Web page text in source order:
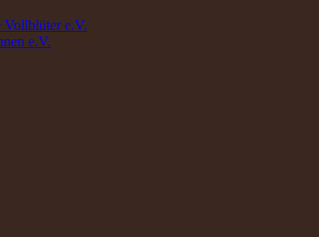
Vollblüter e.V.
e.V.